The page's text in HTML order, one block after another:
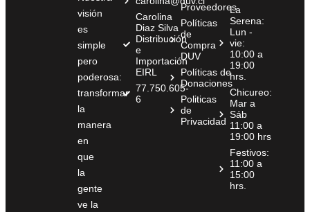
visión
es
simple
pero
poderosa:
transformar
la
manera
en
que
la
gente
ve la
Carolina
Diaz Silva
Distribución
e
Importación
EIRL
77.750.605-
6
Proveedores
Políticas
de
Compra
DUV
Políticas de
Donaciones
Politicas
de
Privacidad
La
Serena:
Lun -
vie:
10:00 a
19:00
hrs.
Chicureo:
Mar a
Sáb
11:00 a
19:00 hrs
Festivos:
11:00 a
15:00
hrs.